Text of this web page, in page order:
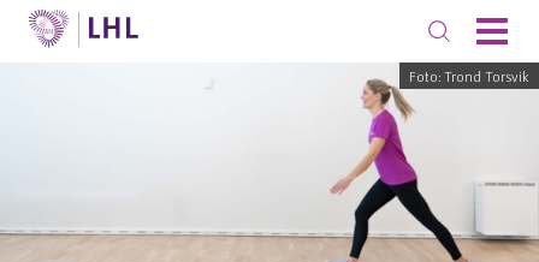
Foto: Trond Torsvik